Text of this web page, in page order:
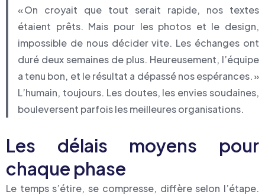
« On croyait que tout serait rapide, nos textes
étaient prêts. Mais pour les photos et le design,
impossible de nous décider vite. Les échanges ont
duré deux semaines de plus. Heureusement, l’équipe
a tenu bon, et le résultat a dépassé nos espérances. »
L’humain, toujours. Les doutes, les envies soudaines,
bouleversent parfois les meilleures organisations.
Les délais moyens pour
chaque phase
Le temps s’étire, se compresse, diffère selon l’étape.